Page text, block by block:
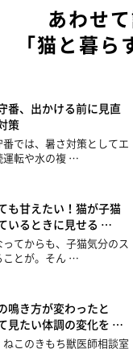
あわせ
「猫と暮
番、出かける前に見直
策
では、暑さ対策としてエ
運転や水の複 …
も甘えたい！猫が子猫
いるときに見せる …
てからも、子猫気分のス
ことが。そん …
鳴き方が変わったと
見たい体調の変化を …
このきもち獣医師相談室